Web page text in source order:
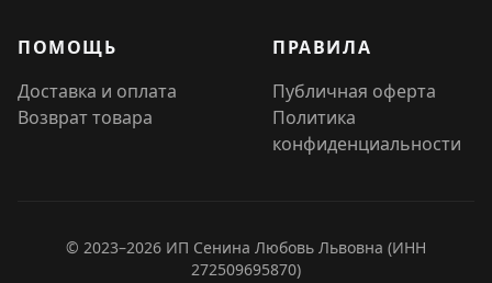
ПОМОЩЬ
Доставка и оплата
Возврат товара
ПРАВИЛА
Публичная оферта
Политика
конфиденциальности
© 2023–2026 ИП Сенина Любовь Львовна (ИНН
272509695870)